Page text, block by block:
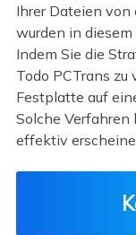
Ihrer Dateien
wurden in
Indem Sie die
Todo PCTrans
Festplatte auf
Solche Verfahren
effektiv